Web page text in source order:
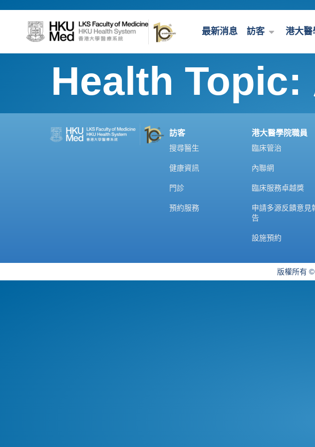
最新消息 訪客 港大醫
Health Topic:
訪客
搜尋醫生
健康資訊
門診
預約服務
港大醫學院職員
臨床管治
內聯網
臨床服務卓越獎
申請多源反饋意見
告
設施預約
版權所有